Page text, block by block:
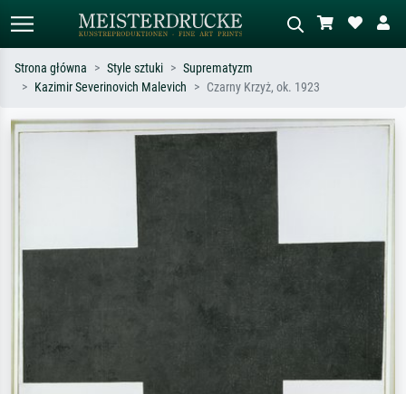
Szukaj wg artysty, tytułu lub stylu – np.
Monet, Gwiaździsta noc,
impresjonizm, fala Hokusaia, akt.
Opisz scenę – np. zielona łąka,
abstrakcja z czerwienią, ciemny olej,
Strona główna Style sztuki
Suprematyzm
Kazimir Severinovich Malevich
Czarny Krzyż, ok. 1923